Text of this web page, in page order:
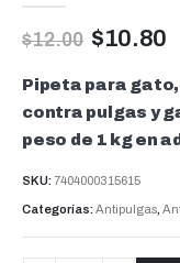
$12.00 $10.80
Pipeta para
contra pulgas y
peso de 1 kg en
SKU:7404000315615
Categorías:Antipulgas,